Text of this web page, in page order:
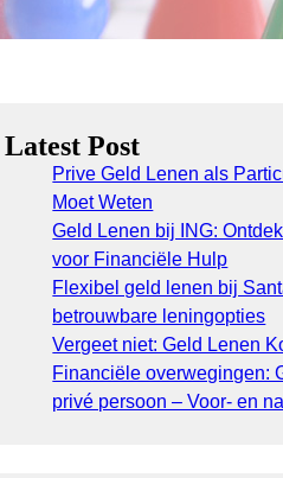
Latest Post
Prive Geld Lenen als
Moet Weten
Geld Lenen bij ING:
voor Financiële Hulp
Flexibel geld lenen bij
betrouwbare leningopties
Vergeet niet: Geld Lenen
Financiële overwegingen:
privé persoon – Voor- en